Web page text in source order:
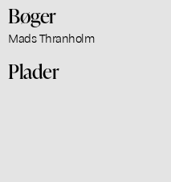
Bøger
Mads Thranholm
Plader